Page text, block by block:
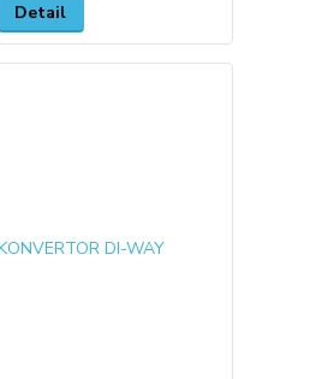
Detail